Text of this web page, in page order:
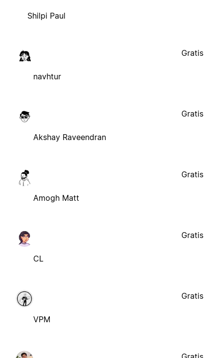
Shilpi Paul
navhtur
Gratis
Akshay Raveendran
Gratis
Amogh Matt
Gratis
CL
Gratis
VPM
Gratis